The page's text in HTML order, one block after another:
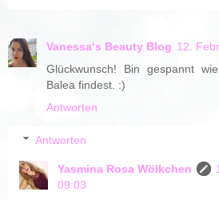
Vanessa‘s Beauty Blog 12.
Glückwunsch! Bin gespannt
Balea findest. :)
Antworten
Antworten
Yasmina Rosa Wölkchen
09:03